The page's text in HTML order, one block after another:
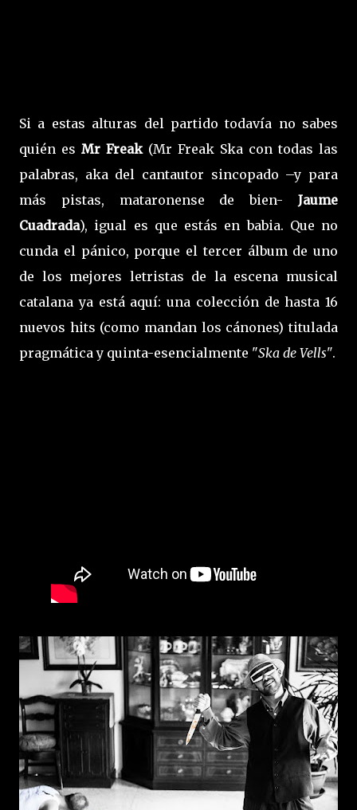
Si a estas alturas del partido todavía no sabes
quién es Mr Freak (Mr Freak Ska con todas las
palabras, aka del cantautor sincopado –y para
más pistas, mataronense de bien- Jaume
Cuadrada), igual es que estás en babia. Que no
cunda el pánico, porque el tercer álbum de uno
de los mejores letristas de la escena musical
catalana ya está aquí: una colección de hasta 16
nuevos hits (como mandan los cánones) titulada
pragmática y quinta-esencialmente "Ska de Vells".